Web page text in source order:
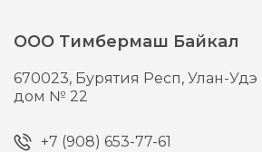
ООО Тимбермаш Байкал
670023, Бурятия Респ, Улан-Удэ
дом № 22
+7 (908) 653-77-61